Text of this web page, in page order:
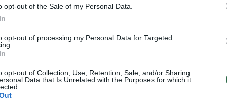
opt-out of the Sale of my Personal Data.
opt-out of processing my Personal Data for Targeted
opt-out of Collection, Use, Retention, Sale, and/or Sharing
Data that Is Unrelated with the Purposes for which it
fermoje
Lietuvos diena
gyvūnai tarp lavonų ir srutų